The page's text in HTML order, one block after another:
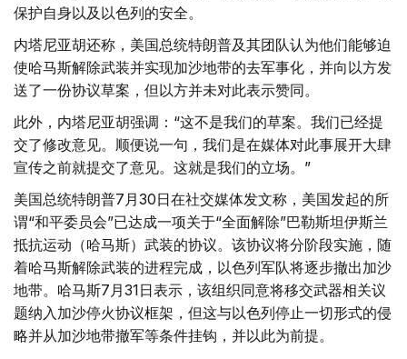
保护自身以及以色列的安全。
内塔尼亚胡还称，美国总统特朗普及其团队认为他们能够迫
使哈马斯解除武装并实现加沙地带的去军事化，并向以方发
送了一份协议草案，但以方并未对此表示赞同。
此外，内塔尼亚胡强调：“这不是我们的草案。我们已经提
交了修改意见。顺便说一句，我们是在媒体对此事展开大肆
宣传之前就提交了意见。这就是我们的立场。”
美国总统特朗普7月30日在社交媒体发文称，美国发起的所
谓“和平委员会”已达成一项关于“全面解除”巴勒斯坦伊斯兰
抵抗运动（哈马斯）武装的协议。该协议将分阶段实施，随
着哈马斯解除武装的进程完成，以色列军队将逐步撤出加沙
地带。哈马斯7月31日表示，该组织同意将移交武器相关议
题纳入加沙停火协议框架，但这与以色列停止一切形式的侵
略并从加沙地带撤军等条件挂钩，并以此为前提。